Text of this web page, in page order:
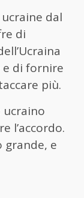
dal
di
di fornire
più.
l’accordo.
grande, e